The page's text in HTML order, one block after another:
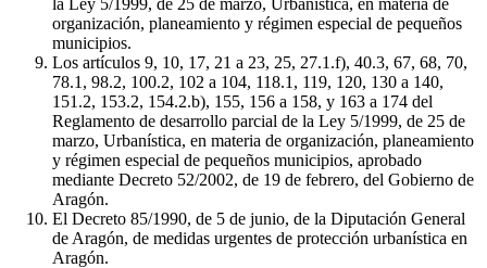
la Ley 5/1999, de 25 de marzo, Urbanística, en materia de
organización, planeamiento y régimen especial de pequeños
municipios.
Los artículos 9, 10, 17, 21 a 23, 25, 27.1.f), 40.3, 67, 68, 70,
78.1, 98.2, 100.2, 102 a 104, 118.1, 119, 120, 130 a 140,
151.2, 153.2, 154.2.b), 155, 156 a 158, y 163 a 174 del
Reglamento de desarrollo parcial de la Ley 5/1999, de 25 de
marzo, Urbanística, en materia de organización, planeamiento
y régimen especial de pequeños municipios, aprobado
mediante Decreto 52/2002, de 19 de febrero, del Gobierno de
Aragón.
El Decreto 85/1990, de 5 de junio, de la Diputación General
de Aragón, de medidas urgentes de protección urbanística en
Aragón.